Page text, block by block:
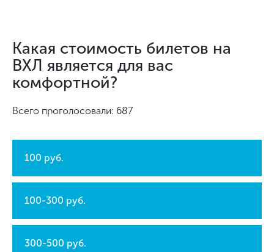
Какая стоимость билетов на
ВХЛ является для вас
комфортной?
Всего проголосовали: 687
100 руб.
100-300 руб.
300-500 руб.